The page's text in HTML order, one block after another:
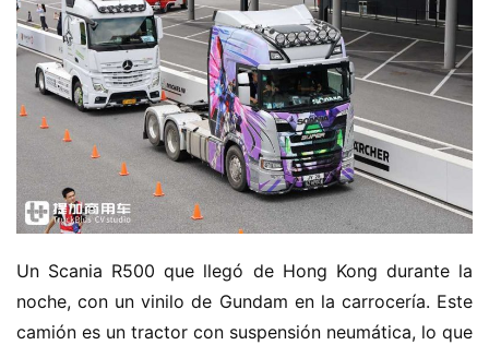
Un Scania R500 que llegó de Hong Kong durante la
noche, con un vinilo de Gundam en la carrocería. Este
camión es un tractor con suspensión neumática, lo que